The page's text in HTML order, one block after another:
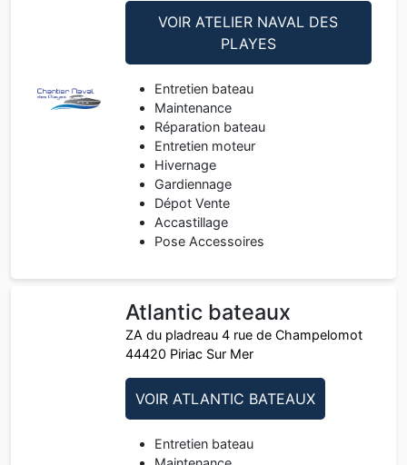
VOIR ATELIER NAVAL DES
PLAYES
Entretien bateau
Maintenance
Réparation bateau
Entretien moteur
Hivernage
Gardiennage
Dépot Vente
Accastillage
Pose Accessoires
Atlantic bateaux
ZA du pladreau 4 rue de Champelomot
44420 Piriac Sur Mer
VOIR ATLANTIC BATEAUX
Entretien bateau